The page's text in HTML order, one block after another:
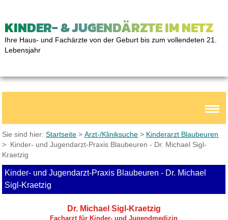
KINDER- & JUGENDÄRZTE IM NETZ
Ihre Haus- und Fachärzte von der Geburt bis zum vollendeten 21.
Lebensjahr
Sie sind hier:Startseite >Arzt-/Kliniksuche > Kinderarzt Blaubeuren
> Kinder- und Jugendarzt-Praxis Blaubeuren - Dr. Michael Sigl-
Kraetzig
Kinder- und Jugendarzt-Praxis Blaubeuren - Dr. Michael
Sigl-Kraetzig
Dr. Michael Sigl-Kraetzig
Facharzt für Kinder- und Jugendmedizin